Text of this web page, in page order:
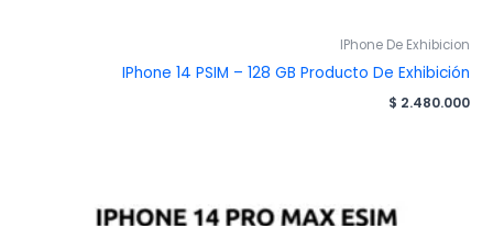
IPhone De Exhibicion
IPhone 14 PSIM – 128 GB Producto De Exhibición
$ 2.480.000